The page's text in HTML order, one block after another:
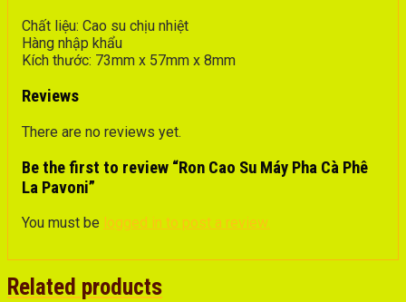
Chất liệu: Cao su chịu nhiệt
Hàng nhập khẩu
Kích thước: 73mm x 57mm x 8mm
Reviews
There are no reviews yet.
Be the first to review “Ron Cao Su Máy Pha Cà Phê
La Pavoni”
You must be logged in to post a review.
Related products